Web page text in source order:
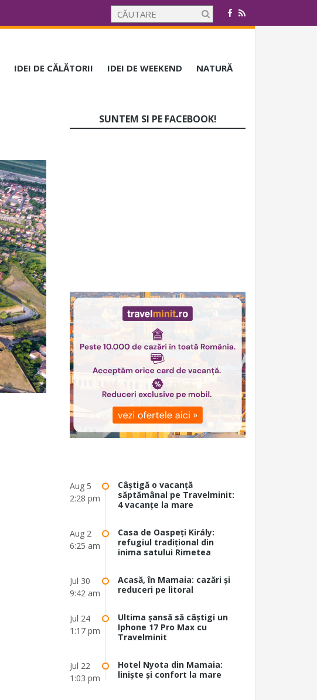
IDEI DE CĂLĂTORII IDEI DE WEEKEND NATURĂ
SUNTEM SI PE FACEBOOK!
Aug 5
2:28 pm
Câștigă o vacanță
săptămânal pe Travelminit:
4 vacanțe la mare
Aug 2
6:25 am
Casa de Oaspeți Király:
refugiul tradițional din
inima satului Rimetea
Jul 30
9:42 am
Acasă, în Mamaia: cazări și
reduceri pe litoral
Jul 24
1:17 pm
Ultima șansă să câștigi un
Iphone 17 Pro Max cu
Travelminit
Jul 22
1:03 pm
Hotel Nyota din Mamaia:
liniște și confort la mare